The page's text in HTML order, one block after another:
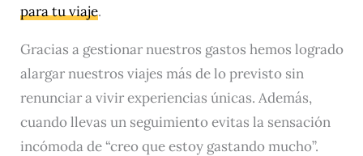
para tu viaje.
Gracias a gestionar nuestros gastos hemos logrado
alargar nuestros viajes más de lo previsto sin
renunciar a vivir experiencias únicas. Además,
cuando llevas un seguimiento evitas la sensación
incómoda de “creo que estoy gastando mucho”.